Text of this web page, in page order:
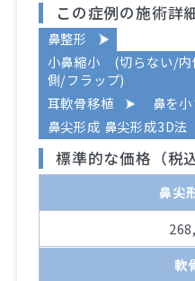
この症例の施術詳
鼻整形
小鼻縮小 (切らない/内
側/フラップ)
耳軟骨移植
鼻を
鼻尖形成 鼻尖形成3D法
標準的な価格（税込
鼻尖
軟